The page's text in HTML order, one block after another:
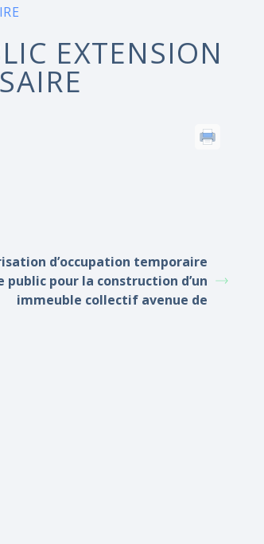
EXTENSION
d’occupation temporaire
public pour la construction d’un
immeuble collectif avenue de